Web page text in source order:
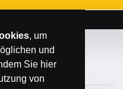
, um
und
Sie hier
von